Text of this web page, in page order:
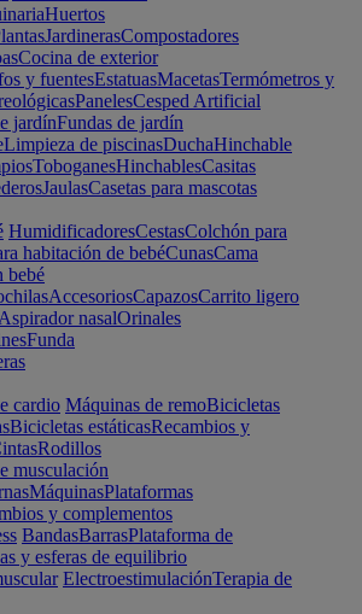
Huertos
JardinerasCompostadores
Cocina de exterior
y fuentesEstatuasMacetasTermómetros y
PanelesCesped Artificial
jardínFundas de jardín
Limpieza de piscinasDuchaHinchable
ToboganesHinchablesCasitas
JaulasCasetas para mascotas
HumidificadoresCestasColchón para
habitación de bebéCunasCama
bebé
AccesoriosCapazosCarrito ligero
Aspirador nasalOrinales
Funda
cardio Máquinas de remoBicicletas
Bicicletas estáticasRecambios y
Rodillos
musculación
MáquinasPlataformas
y complementos
BandasBarrasPlataforma de
y esferas de equilibrio
ElectroestimulaciónTerapia de